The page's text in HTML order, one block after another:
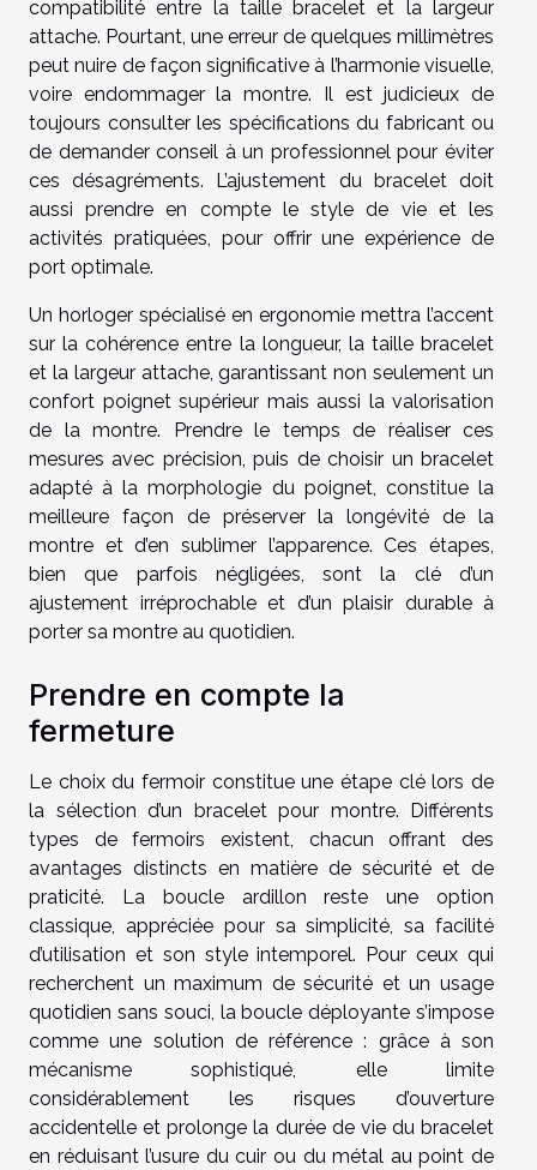
compatibilité entre la taille bracelet et la largeur
attache. Pourtant, une erreur de quelques millimètres
peut nuire de façon significative à l’harmonie visuelle,
voire endommager la montre. Il est judicieux de
toujours consulter les spécifications du fabricant ou
de demander conseil à un professionnel pour éviter
ces désagréments. L’ajustement du bracelet doit
aussi prendre en compte le style de vie et les
activités pratiquées, pour offrir une expérience de
port optimale.
Un horloger spécialisé en ergonomie mettra l’accent
sur la cohérence entre la longueur, la taille bracelet
et la largeur attache, garantissant non seulement un
confort poignet supérieur mais aussi la valorisation
de la montre. Prendre le temps de réaliser ces
mesures avec précision, puis de choisir un bracelet
adapté à la morphologie du poignet, constitue la
meilleure façon de préserver la longévité de la
montre et d’en sublimer l’apparence. Ces étapes,
bien que parfois négligées, sont la clé d’un
ajustement irréprochable et d’un plaisir durable à
porter sa montre au quotidien.
Prendre en compte la
fermeture
Le choix du fermoir constitue une étape clé lors de
la sélection d’un bracelet pour montre. Différents
types de fermoirs existent, chacun offrant des
avantages distincts en matière de sécurité et de
praticité. La boucle ardillon reste une option
classique, appréciée pour sa simplicité, sa facilité
d’utilisation et son style intemporel. Pour ceux qui
recherchent un maximum de sécurité et un usage
quotidien sans souci, la boucle déployante s’impose
comme une solution de référence : grâce à son
mécanisme sophistiqué, elle limite
considérablement les risques d’ouverture
accidentelle et prolonge la durée de vie du bracelet
en réduisant l’usure du cuir ou du métal au point de